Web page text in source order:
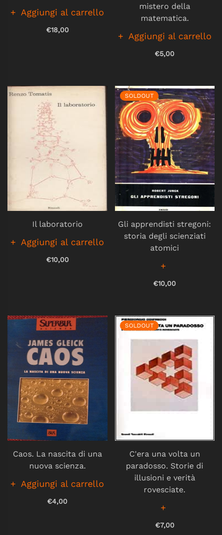
Aggiungi al carrello
€18,00
mistero della
matematica.
Aggiungi al carrello
€5,00
Il laboratorio
Aggiungi al carrello
€10,00
SOLDOUT
Gli apprendisti stregoni:
storia degli scienziati
atomici
€10,00
Caos. La nascita di una
nuova scienza.
Aggiungi al carrello
€4,00
SOLDOUT
C'era una volta un
paradosso. Storie di
illusioni e verità
rovesciate.
€7,00